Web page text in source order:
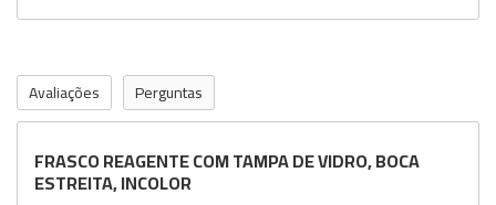
Avaliações Perguntas
FRASCO REAGENTE COM TAMPA DE VIDRO, BOCA
ESTREITA, INCOLOR